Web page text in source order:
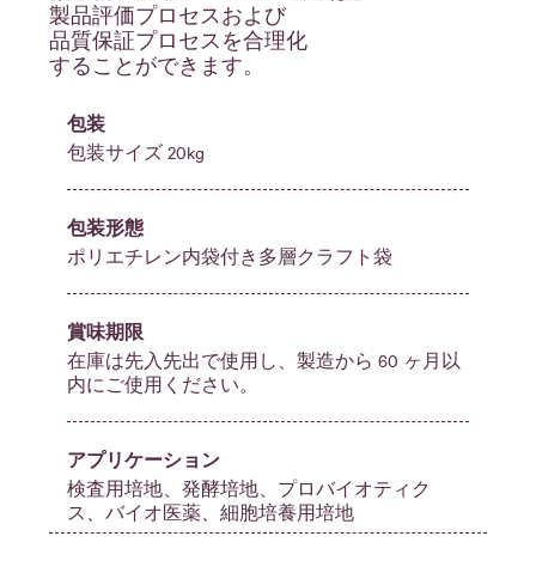
製品評価プロセスおよび
品質保証プロセスを合理化
することができます。
包装
包装サイズ 20kg
包装形態
ポリエチレン内袋付き多層クラフト袋
賞味期限
在庫は先入先出で使用し、製造から 60 ヶ月以
内にご使用ください。
アプリケーション
検査用培地、発酵培地、プロバイオティク
ス、バイオ医薬、細胞培養用培地